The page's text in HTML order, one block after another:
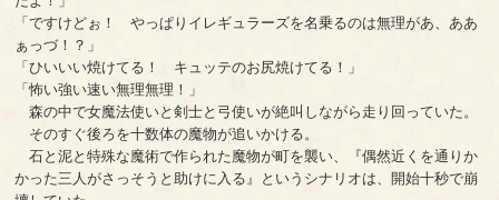
「ですけどぉ！ やっぱりイレギュラーズを名乗るのは無理があ、ああ
ぁっづ！？」
「ひいいい焼けてる！ キュッテのお尻焼けてる！」
「怖い強い速い無理無理！」
森の中で女魔法使いと剣士と弓使いが絶叫しながら走り回っていた。
そのすぐ後ろを十数体の魔物が追いかける。
石と泥と特殊な魔術で作られた魔物が町を襲い、『偶然近くを通りか
かった三人がさっそうと助けに入る』というシナリオは、開始十秒で崩